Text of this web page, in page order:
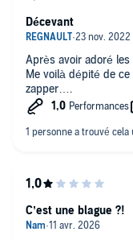
Après avoir adoré
Me voilà dépité de
zapper….
Décevant
C’est une blague ?!